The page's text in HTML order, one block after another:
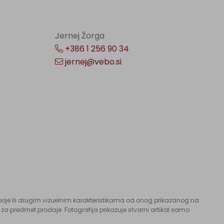
Jernej Žorga
+386 1 256 90 34
jernej@vebo.si
ili drugim vizuelnim karakteristikama od onog prikazanog na
predmet prodaje. Fotografija prikazuje stvarni artikal samo